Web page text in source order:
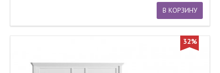
В КОРЗИНУ
32%